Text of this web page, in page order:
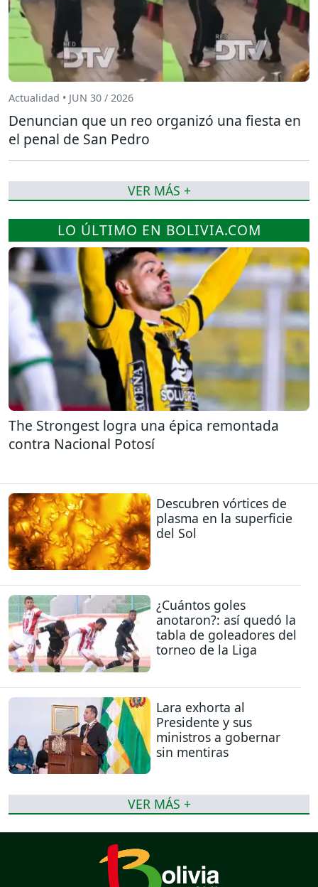
LO ÚLTIMO EN BOLIVIA.COM
The Strongest logra una épica remontada
contra Nacional Potosí
Descubren vórtices de
plasma en la superficie
del Sol
¿Cuántos goles
anotaron?: así quedó la
tabla de goleadores del
torneo de la Liga
Lara exhorta al
Presidente y sus
ministros a gobernar
sin mentiras
VER MÁS +
Actualidad • JUN 30 / 2026
Denuncian que un reo organizó una fiesta en
el penal de San Pedro
VER MÁS +